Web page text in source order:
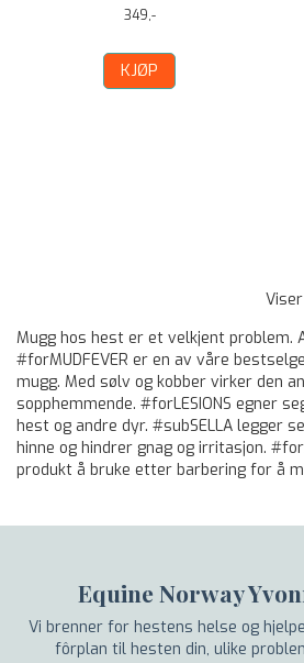
349,-
KJØP
Viser
Mugg hos hest er et velkjent problem.
#forMUDFEVER er en av våre
mugg. Med sølv og kobber virker den
sopphemmende. #forLESIONS egner
hest og andre dyr. #subSELLA legger
hinne og hindrer gnag og irritasjon.
produkt å bruke etter barbering for å
Equine Norway
Vi brenner for hestens helse og
fôrplan til hesten din, ulike